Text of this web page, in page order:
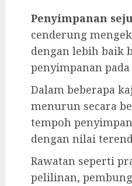
Penyimpanan
cenderung
dengan lebih baik
penyimpanan
Dalam beberapa
menurun secara
tempoh
dengan nilai
Rawatan seperti
pelilinan,